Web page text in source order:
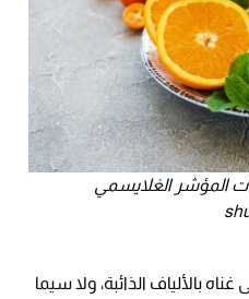
المؤشر الغلايسمي
بالألياف الذائبة، ولا سيما